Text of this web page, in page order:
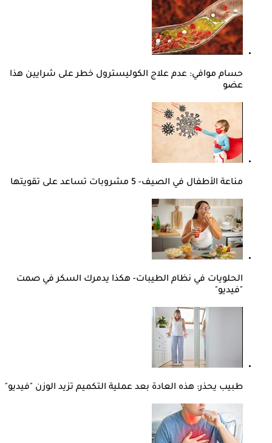
حسام موافي: عدم علاج الكوليسترول خطر على شرايين هذا
عضو
مناعة الأطفال في الصيف- 5 مشروبات تساعد على تقويتها
الحلويات في نظام الطيبات- هكذا يدمرك السكر في صمت
"فيديو"
طبيب يحذر: هذه العادة بعد عملية التكميم تزيد الوزن "فيديو"